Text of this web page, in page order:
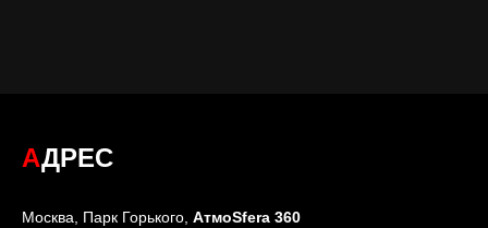
АДРЕС
Москва, Парк Горького, АтмоSfera 360